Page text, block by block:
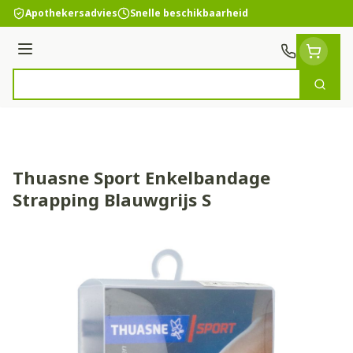
Ga naar de inhoud
Apothekersadvies Snelle beschikbaarheid
Menu
Zoek
Thuasne Sport Enkelbandage
Strapping Blauwgrijs S